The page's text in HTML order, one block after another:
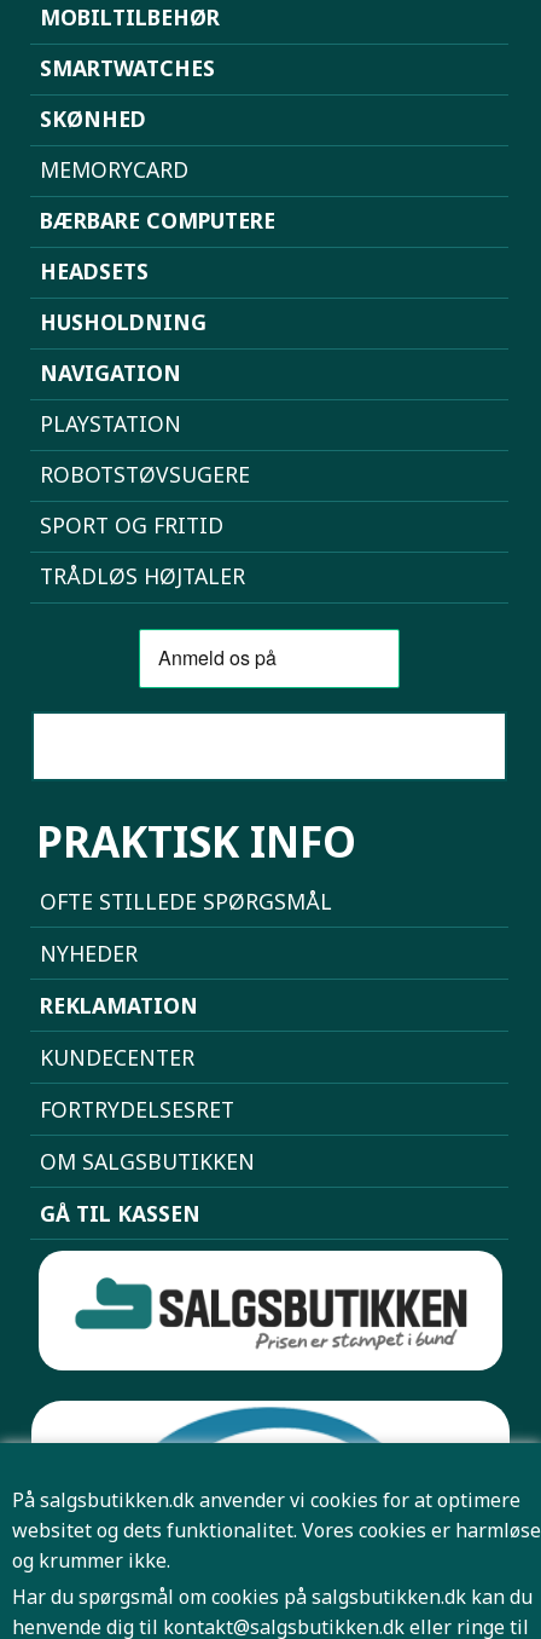
På salgsbutikken.dk anvender vi cookies for at optimere
websitet og dets funktionalitet. Vores cookies er harmløse
og krummer ikke.
Har du spørgsmål om cookies på salgsbutikken.dk kan du
henvende dig til kontakt@salgsbutikken.dkeller ringe til
MOBILTILBEHØR
SMARTWATCHES
SKØNHED
MEMORYCARD
BÆRBARE COMPUTERE
HEADSETS
HUSHOLDNING
NAVIGATION
PLAYSTATION
ROBOTSTØVSUGERE
SPORT OG FRITID
TRÅDLØS HØJTALER
PRAKTISK INFO
OFTE STILLEDE SPØRGSMÅL
NYHEDER
REKLAMATION
KUNDECENTER
FORTRYDELSESRET
OM SALGSBUTIKKEN
GÅ TIL KASSEN